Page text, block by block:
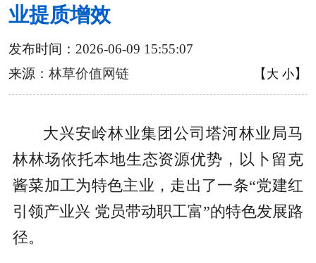
业提质增效
发布时间：2026-06-09 15:55:07
来源： 林草价值网链 【 大 小】
大兴安岭林业集团公司塔河林业局马
林林场依托本地生态资源优势，以卜留克
酱菜加工为特色主业，走出了一条“党建红
引领产业兴 党员带动职工富”的特色发展路
径。